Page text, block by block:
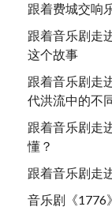
跟着费城交响
跟着音乐剧走
这个故事
跟着音乐剧走
代洪流中的不
跟着音乐剧走
懂？
跟着音乐剧走
音乐剧《1776